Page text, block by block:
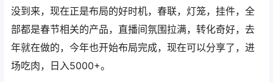
没到来，现在正是布局的好时机，春联，灯笼，挂件，全
部都是春节相关的产品，直播间氛围拉满，转化奇好，去
年就在做的，今年也开始布局完成，现在可以分享了，进
场吃肉，日入5000+。